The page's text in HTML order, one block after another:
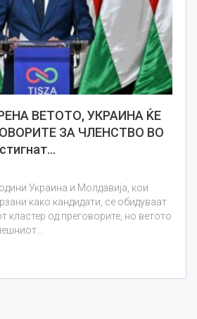
ВЕТОТО, УКРАИНА ЌЕ
ЗА ЧЛЕНСТВО ВО
Украина и Молдавија, кои
како кандидати, се обидуваат
кластер од преговорите, но ветото